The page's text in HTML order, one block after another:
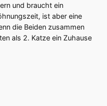
und braucht ein
ist aber eine
die Beiden zusammen
als 2. Katze ein Zuhause